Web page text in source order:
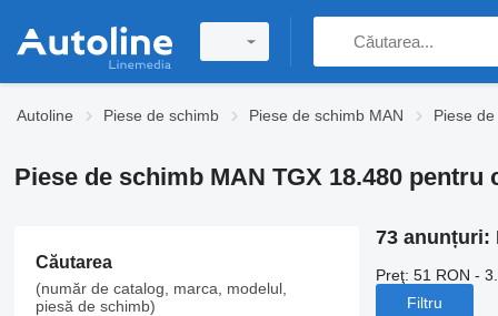
Autoline Piese de schimb Piese de schimb MAN Piese
Piese de schimb MAN TGX 18.480 pentru
Căutarea
(număr de catalog, marca, modelul,
piesă de schimb)
73 anunțuri:
Preţ: 51 RON -
Filtru